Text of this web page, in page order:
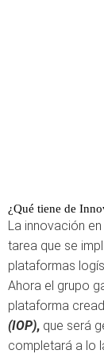
¿Qué tiene de
La innovación
tarea que se
plataformas
Ahora el grupo
plataforma
(IOP), que será
completará a lo